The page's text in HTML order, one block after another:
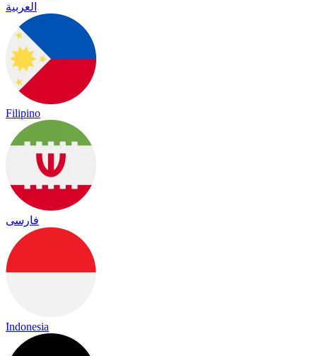
العربية
Filipino
فارسی
Indonesia